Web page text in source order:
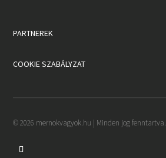
PARTNEREK
COOKIE SZABÁLYZAT
© 2026 mernokvagyok.hu | Minden jog fenntartva.